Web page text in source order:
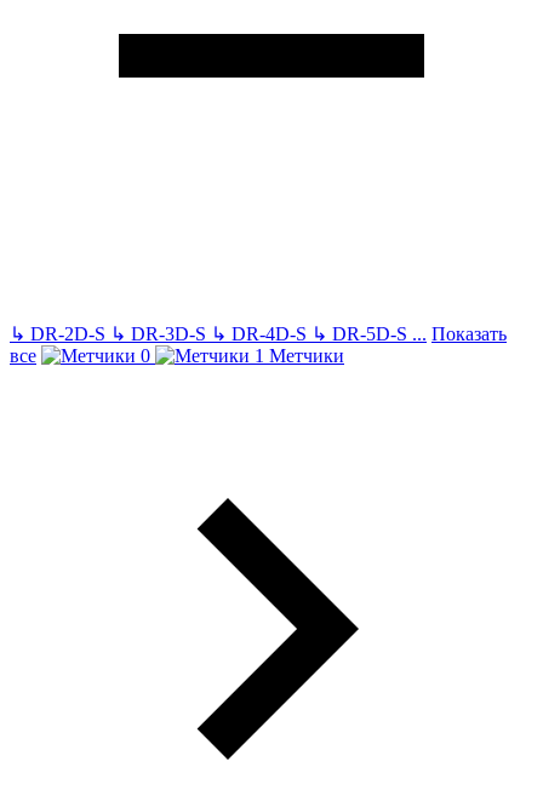
↳ DR-2D-S ↳ DR-3D-S ↳ DR-4D-S ↳ DR-5D-S ... Показать
все
Метчики